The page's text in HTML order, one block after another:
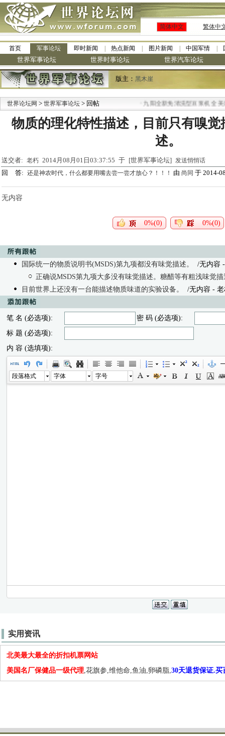
简体中文 繁体中
首页 军事论坛 即时新闻 热点新闻 图片新闻 中国军情
世界军事论坛 世界时事论坛 世界汽车论坛
版主： 黑木崖
世界论坛网 > 世界军事论坛 > 回帖 九阳全新免清洗型豆浆机 全美最
物质的理化特性描述，目前只有嗅
述。
送交者: 老朽 2014月08月01日03:37:55 于 [世界军事论坛] 发送悄悄话
回 答: 还是神农时代，什么都要用嘴去尝一尝才放心？！！！ 由 尚同 于 2014-
无内容
0%(0) 0%(0)
国际统一的物质说明书(MSDS)第九项都没有味觉描述。
/无内容
正确说MSDS第九项大多没有味觉描述。糖醋等有粗浅味觉描
目前世界上还没有一台能描述物质味道的实验设备。
/无内容 - 老
笔 名 (必选项):
密 码 (必选项):
标 题 (必选项):
内 容 (选填项):
段落格式 字体 字号
实用资讯
北美最大最全的折扣机票网站
美国名厂保健品一级代理,花旗参,维他命,鱼油,卵磷脂,30天退货保证.买